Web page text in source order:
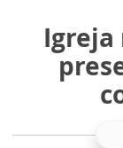
Igreja